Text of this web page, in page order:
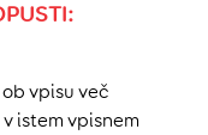
vpisu več
istem vpisnem